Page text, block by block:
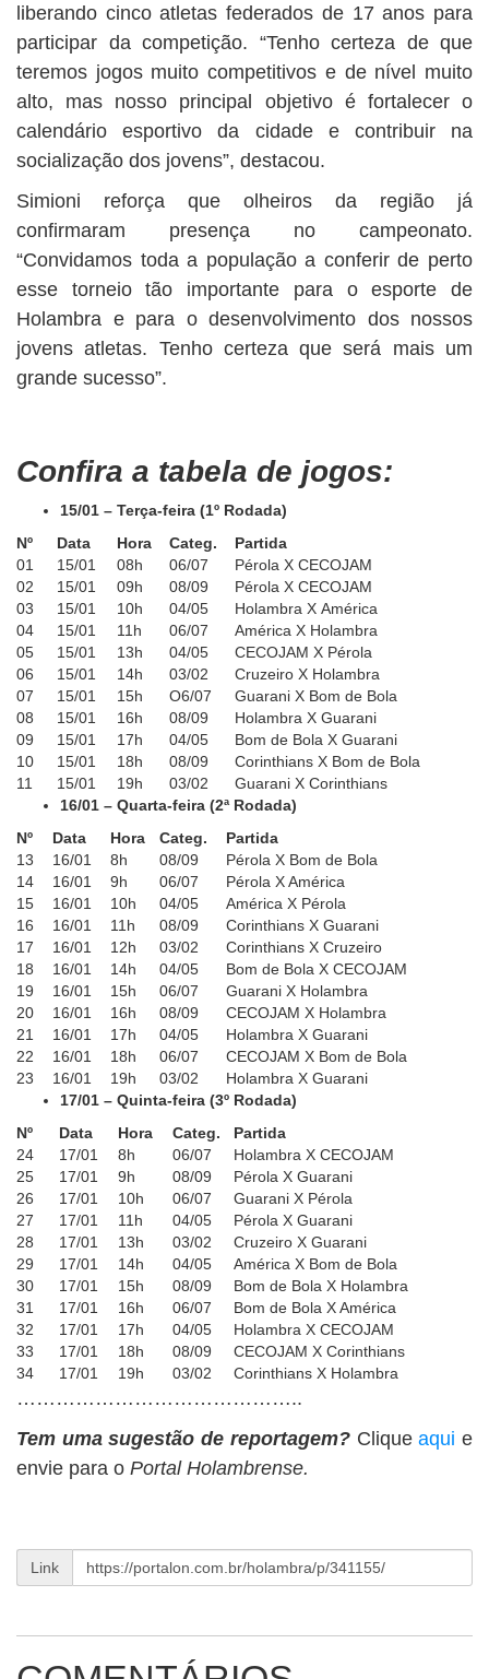
liberando cinco atletas federados de 17 anos para
participar da competição. “Tenho certeza de que
teremos jogos muito competitivos e de nível muito
alto, mas nosso principal objetivo é fortalecer o
calendário esportivo da cidade e contribuir na
socialização dos jovens”, destacou.
Simioni reforça que olheiros da região já
confirmaram presença no campeonato.
“Convidamos toda a população a conferir de perto
esse torneio tão importante para o esporte de
Holambra e para o desenvolvimento dos nossos
jovens atletas. Tenho certeza que será mais um
grande sucesso”.
Confira a tabela de jogos:
15/01 – Terça-feira (1º Rodada)
Nº
Data Hora Categ.
Partida
01
15/01 08h 06/07
Pérola X CECOJAM
02
15/01 09h 08/09
Pérola X CECOJAM
03
15/01 10h 04/05
Holambra X América
04
15/01 11h 06/07
América X Holambra
05
15/01 13h 04/05
CECOJAM X Pérola
06
15/01 14h 03/02
Cruzeiro X Holambra
07
15/01 15h O6/07
Guarani X Bom de Bola
08
15/01 16h 08/09
Holambra X Guarani
09
15/01 17h 04/05
Bom de Bola X Guarani
10
15/01 18h 08/09
Corinthians X Bom de Bola
11
15/01 19h 03/02
Guarani X Corinthians
16/01 – Quarta-feira (2ª Rodada)
Nº
Data Hora Categ.
Partida
13
16/01 8h 08/09
Pérola X Bom de Bola
14
16/01 9h 06/07
Pérola X América
15
16/01 10h 04/05
América X Pérola
16
16/01 11h 08/09
Corinthians X Guarani
17
16/01 12h 03/02
Corinthians X Cruzeiro
18
16/01 14h 04/05
Bom de Bola X CECOJAM
19
16/01 15h 06/07
Guarani X Holambra
20
16/01 16h 08/09
CECOJAM X Holambra
21
16/01 17h 04/05
Holambra X Guarani
22
16/01 18h 06/07
CECOJAM X Bom de Bola
23
16/01 19h 03/02
Holambra X Guarani
17/01 – Quinta-feira (3º Rodada)
Nº
Data Hora Categ.
Partida
24
17/01 8h 06/07
Holambra X CECOJAM
25
17/01 9h 08/09
Pérola X Guarani
26
17/01 10h 06/07
Guarani X Pérola
27
17/01 11h 04/05
Pérola X Guarani
28
17/01 13h 03/02
Cruzeiro X Guarani
29
17/01 14h 04/05
América X Bom de Bola
30
17/01 15h 08/09
Bom de Bola X Holambra
31
17/01 16h 06/07
Bom de Bola X América
32
17/01 17h 04/05
Holambra X CECOJAM
33
17/01 18h 08/09
CECOJAM X Corinthians
34
17/01 19h 03/02 Corinthians X Holambra
……………………………………..
Tem uma sugestão de reportagem? Cliqueaquie
envie para o Portal Holambrense.
Link